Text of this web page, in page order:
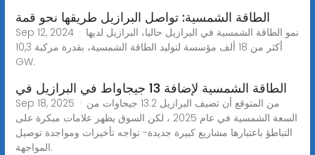
الطاقة الشمسية: تواصل البرازيل طريقها نحو قمة
Sep 12, 2024 · نمو الطاقة الشمسية في البرازيل حاليا، البرازيل لديها
أكثر من 18 ألف مؤسسة لتوليد الطاقة الشمسية، بقدرة مركبة 10,3
GW.
الطاقة الشمسية لإضافة 13 جيجاواط في البرازيل في
Sep 18, 2025 · من المتوقع أن تضيف البرازيل 13.2 جيجاوات من
السعة الشمسية في عام 2025 ، لكن السوق يظهر علامات مبكرة على
التباطؤ باعتبارها مشاريع كبيرة جديدة- تواجه تأخيرات ومواجدة توصيل
المواجهة.